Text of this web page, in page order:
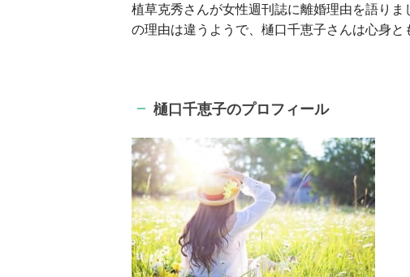
植草克秀さんが女性週刊誌に離婚理由を語り
の理由は違うようで、樋口千恵子さんは心身と
樋口千恵子のプロフィール